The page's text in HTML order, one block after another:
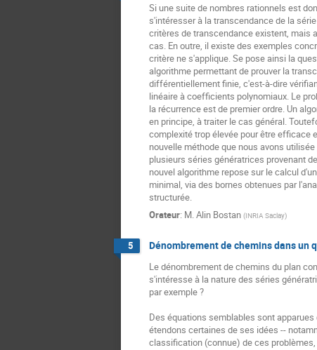
Si une suite de nombres rationnels est
s'intéresser à la transcendance de la
critères de transcendance existent, mais
cas. En outre, il existe des exemples
critère ne s'applique. Se pose ainsi la
algorithme permettant de prouver la
différentiellement finie, c'est-à-dire
linéaire à coefficients polynomiaux. Le
la récurrence est de premier ordre. Un
en principe, à traiter le cas général.
complexité trop élevée pour être efficace
nouvelle méthode que nous avons
plusieurs séries génératrices provenant
nouvel algorithme repose sur le calcul
minimal, via des bornes obtenues par
structurée.
Orateur: M.Alin Bostan (INRIA Saclay)
5 Dénombrement de chemins dans un
Le dénombrement de chemins du plan
s'intéresse à la nature des séries
par exemple ?
Des équations semblables sont
étendons certaines de ses idées --
classification (connue) de ces